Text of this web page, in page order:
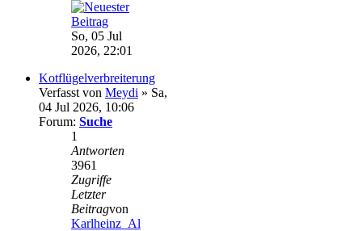
So, 05 Jul
2026, 22:01
Kotflügelverbreiterung
Verfasst von Meydi » Sa,
04 Jul 2026, 10:06
Forum: Suche
1
Antworten
3961
Zugriffe
Letzter
Beitragvon
Karlheinz_Al